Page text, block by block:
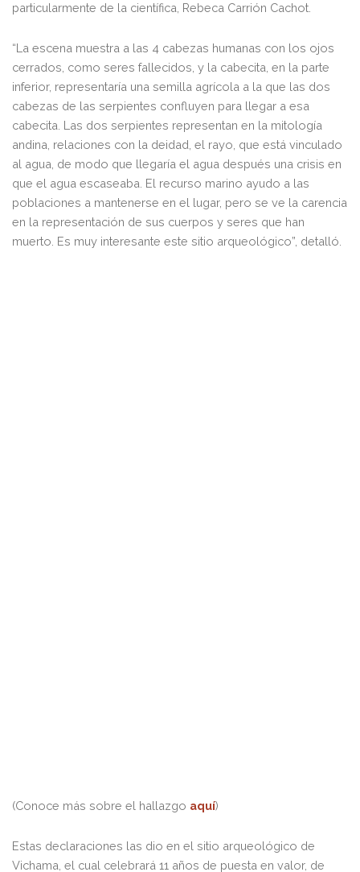
particularmente de la científica, Rebeca Carrión Cachot.
“La escena muestra a las 4 cabezas humanas con los ojos
cerrados, como seres fallecidos, y la cabecita, en la parte
inferior, representaría una semilla agrícola a la que las dos
cabezas de las serpientes confluyen para llegar a esa
cabecita. Las dos serpientes representan en la mitología
andina, relaciones con la deidad, el rayo, que está vinculado
al agua, de modo que llegaría el agua después una crisis en
que el agua escaseaba. El recurso marino ayudo a las
poblaciones a mantenerse en el lugar, pero se ve la carencia
en la representación de sus cuerpos y seres que han
muerto. Es muy interesante este sitio arqueológico”, detalló.
(Conoce más sobre el hallazgo aquí)
Estas declaraciones las dio en el sitio arqueológico de
Vichama, el cual celebrará 11 años de puesta en valor, de